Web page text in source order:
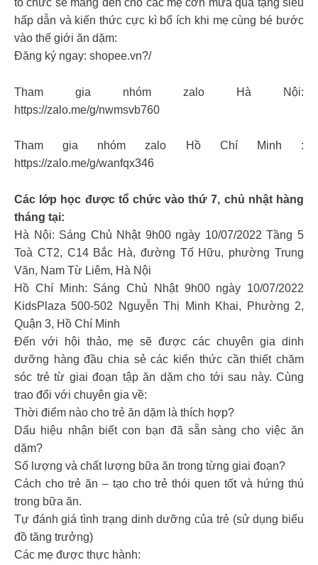
tổ chức sẽ mang đến cho các mẹ cơn mưa quà tặng siêu
hấp dẫn và kiến thức cực kì bổ ích khi mẹ cùng bé bước
vào thế giới ăn dặm:
Đăng ký ngay: shopee.vn?/
Tham gia nhóm zalo Hà Nội:
https://zalo.me/g/nwmsvb760
Tham gia nhóm zalo Hồ Chí Minh :
https://zalo.me/g/wanfqx346
Các lớp học được tổ chức vào thứ 7, chủ nhật hàng
tháng tại:
Hà Nội: Sáng Chủ Nhật 9h00 ngày 10/07/2022 Tầng 5
Toà CT2, C14 Bắc Hà, đường Tố Hữu, phường Trung
Văn, Nam Từ Liêm, Hà Nội
Hồ Chí Minh: Sáng Chủ Nhật 9h00 ngày 10/07/2022
KidsPlaza 500-502 Nguyễn Thị Minh Khai, Phường 2,
Quận 3, Hồ Chí Minh
Đến với hội thảo, mẹ sẽ được các chuyên gia dinh
dưỡng hàng đầu chia sẻ các kiến thức cần thiết chăm
sóc trẻ từ giai đoạn tập ăn dặm cho tới sau này. Cùng
trao đổi với chuyên gia về:
Thời điểm nào cho trẻ ăn dặm là thích hợp?
Dấu hiệu nhận biết con bạn đã sẵn sàng cho việc ăn
dặm?
Số lượng và chất lượng bữa ăn trong từng giai đoạn?
Cách cho trẻ ăn – tạo cho trẻ thói quen tốt và hứng thú
trong bữa ăn.
Tự đánh giá tình trạng dinh dưỡng của trẻ (sử dụng biểu
đồ tăng trưởng)
Các mẹ được thực hành: